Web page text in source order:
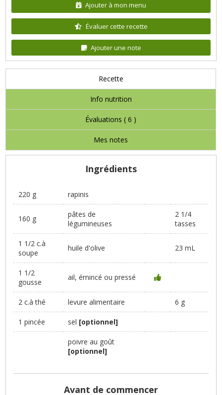
Ajouter à mon menu
Évaluer cette recette
Ajouter une note
Recette
Info nutrition
Évaluations (6 )
Mes notes
Ingrédients
220 g rapinis
160 g
pâtes de
légumineuses
2 1/4
tasses
1 1/2 c.à
soupe
huile d'olive 23 mL
1 1/2
gousse
ail, émincé ou pressé
2 c.à thé levure alimentaire 6 g
1 pincée sel [optionnel]
poivre au goût
[optionnel]
Avant de commencer